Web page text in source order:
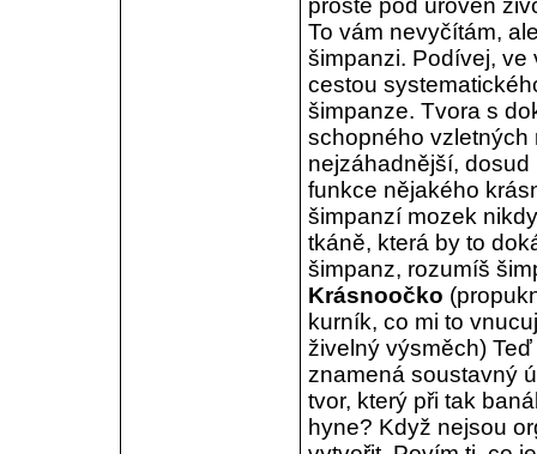
prostě pod úroveň
To vám nevyčítám,
šimpanzi. Podívej, ve
cestou
šimpanze. Tvora s
schopného vzletných
nejzáhadnější,
funkce nějakého
šimpanzí mozek
tkáně, která by to
šimpanz, rozumíš
Krásnoočko
kurník, co mi to
živelný výsměch)
znamená soustavný
tvor, který při tak
hyne? Když nejsou